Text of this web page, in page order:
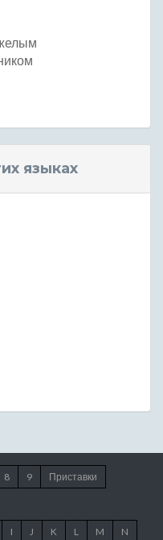
языках
8 9
Приставки
I J K L M N